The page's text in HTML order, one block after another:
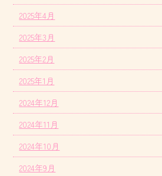
2025年4月
2025年3月
2025年2月
2025年1月
2024年12月
2024年11月
2024年10月
2024年9月